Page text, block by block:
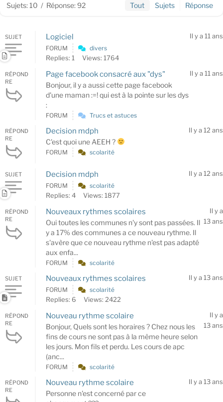
Sujets: 10 / Réponse: 92 Tout Sujets Réponse
SUJET Logiciel Il y a 11 ans
FORUM divers
Replies: 1 Views: 1764
RÉPOND
RE
Page facebook consacré aux "dys"
Bonjour, il y a aussi cette page facebook
d'une maman :=! qui est à la pointe sur les dys
:
Il y a 11 ans
FORUM Trucs et astuces
RÉPOND
RE
Decision mdph
C'est quoi une AEEH ?
Il y a 12 ans
FORUM scolarité
SUJET Decision mdph Il y a 12 ans
FORUM scolarité
Replies: 4 Views: 1877
RÉPOND
RE
Nouveaux rythmes scolaires
Oui toutes les communes n'y sont pas passées. Il
y a 17% des communes a ce nouveau rythme. Il
s'avère que ce nouveau rythme n'est pas adapté
aux enfa...
Il y a
13 ans
FORUM scolarité
SUJET Nouveaux rythmes scolaires Il y a 13 ans
FORUM scolarité
Replies: 6 Views: 2422
RÉPOND
RE
Nouveau rythme scolaire
Bonjour, Quels sont les horaires ? Chez nous les
fins de cours ne sont pas à la même heure selon
les jours. Mon fils et perdu. Les cours de apc
(anc...
Il y a
13 ans
FORUM scolarité
RÉPOND
RE
Nouveau rythme scolaire
Personne n'est concerné par ce
Il y a 13 ans